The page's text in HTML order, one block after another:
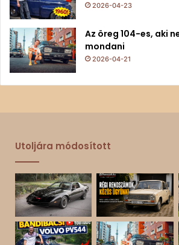
2026-04-23
Az öreg 104-es, aki
mondani
2026-04-21
Utoljára módosított